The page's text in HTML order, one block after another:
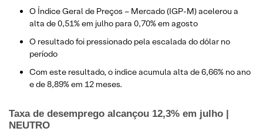
O Índice Geral de Preços – Mercado (IGP-M) acelerou a
alta de 0,51% em julho para 0,70% em agosto
O resultado foi pressionado pela escalada do dólar no
período
Com este resultado, o índice acumula alta de 6,66% no ano
e de 8,89% em 12 meses.
Taxa de desemprego alcançou 12,3% em julho |
NEUTRO